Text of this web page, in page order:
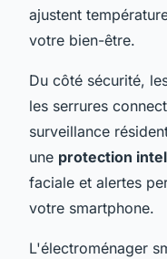
ajustent
votre bien-être.
Du côté sécurité,
les serrures
surveillance
une protection
faciale et alertes
votre smartphone.
L'électroménager